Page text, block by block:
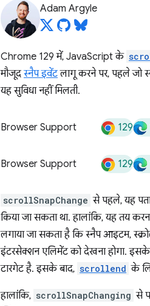
Adam Argyle
Chrome 129 में, JavaScript के
मौजूद स्नैप इवेंटलागू करने पर, पहले जो
यह सुविधा नहीं मिलती.
Browser Support 129
Browser Support 129
scrollSnapChange से पहले, यह
किया जा सकता था. हालांकि, यह तय
लगाया जा सकता है कि स्नैप आइटम,
इंटरसेक्शन एलिमेंट को देखना होगा. इसके
टारगेट है. इसके बाद, scrollend के
हालांकि, scrollSnapChanging से